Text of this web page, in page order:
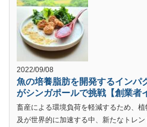
2022/09/08
魚の培養脂肪を開発するインパ
がシンガポールで挑戦【創業者
畜産による環境負荷を軽減するため、
及が世界的に加速する中、新たなトレ